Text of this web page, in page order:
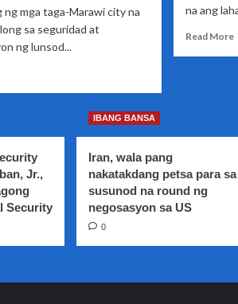
mga taga-Marawi city na
sa seguridad at
ng lunsod...
na ang
Read More
Jr.,
Security
IBANG BANSA
Iran, wala pang
nakatakdang petsa para sa
susunod na round ng
negosasyon sa US
0